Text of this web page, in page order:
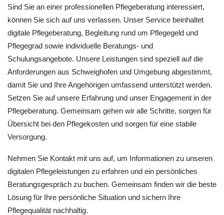
Sind Sie an einer professionellen Pflegeberatung interessiert,
können Sie sich auf uns verlassen. Unser Service beinhaltet
digitale Pflegeberatung, Begleitung rund um Pflegegeld und
Pflegegrad sowie individuelle Beratungs- und
Schulungsangebote. Unsere Leistungen sind speziell auf die
Anforderungen aus Schweighofen und Umgebung abgestimmt,
damit Sie und Ihre Angehörigen umfassend unterstützt werden.
Setzen Sie auf unsere Erfahrung und unser Engagement in der
Pflegeberatung. Gemeinsam gehen wir alle Schritte, sorgen für
Übersicht bei den Pflegekosten und sorgen für eine stabile
Versorgung.
Nehmen Sie Kontakt mit uns auf, um Informationen zu unseren
digitalen Pflegeleistungen zu erfahren und ein persönliches
Beratungsgespräch zu buchen. Gemeinsam finden wir die beste
Lösung für Ihre persönliche Situation und sichern Ihre
Pflegequalität nachhaltig.